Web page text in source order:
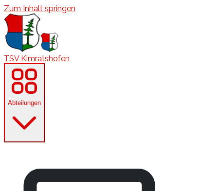
Zum Inhalt springen
TSV Kimratshofen
Abteilungen